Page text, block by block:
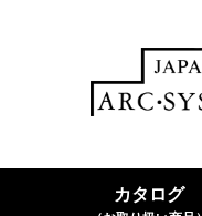
カタログ